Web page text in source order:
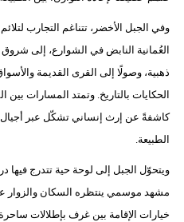
وفي الجبل الأخضر، تتناغم التجارب
العُمانية النابض في الشوارع، إلى
ذهبية، وصولًا إلى القرى القديمة
الحكايات بالتاريخ. وتمتد المسارات بين
كاشفةً عن إرث إنساني تشكّل عبر
الطبيعة.
ويتحوّل الجبل إلى لوحة حية تتدرج فيها
مشهد موسمي ينتظره السكان والزوار
خيارات الإقامة بين غرف بإطلالات